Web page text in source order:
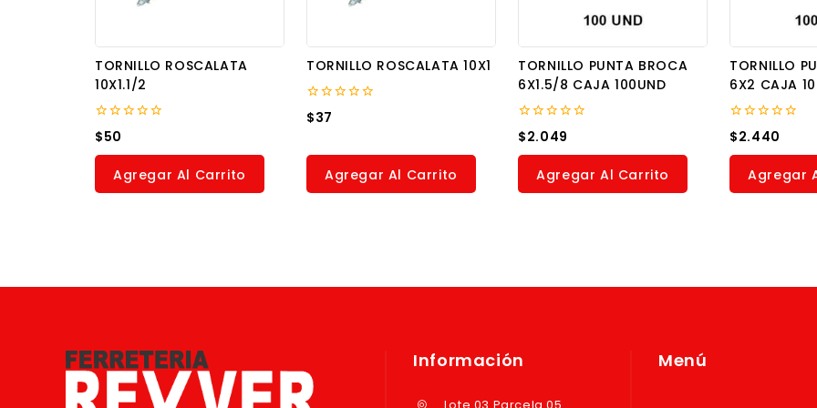
TORNILLO ROSCALATA
10X1.1/2
0
out
of
$50
Agregar Al Carrito
TORNILLO ROSCALATA 10X1
0
out
$37
Agregar Al Carrito
TORNILLO PUNTA BROCA
6X1.5/8 CAJA 100UND
0
out
of
$2.049
Agregar Al Carrito
TORNILLO
6X2 CAJA
0
out
of
$2.440
Agregar
Información Menú